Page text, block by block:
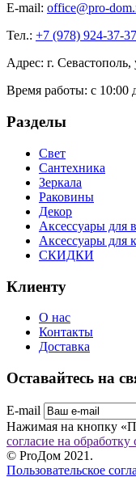
E-mail: office@pro-
Тел.: +7 (978) 924-37-37
Адрес: г.
Время работы: с 10:00
Разделы
Свет
Сантехника
Зеркала
Раковины
Декор
Аксессуары для
Аксессуары для
СКИДКИ
Клиенту
О нас
Контакты
Доставка
Оставайтесь на
E-mail
Нажимая на кнопку
согласие на
© ProДом 2021.
Пользовательское